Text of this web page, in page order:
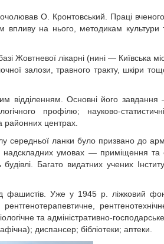
О. Кронтовський. Праці
впливу на нього, методикам культури
Жовтневої лікарні (нині — Київська
залози, травного тракту, шкіри
відділенням. Основні його
профілю; науково-
районних центрах.
середньої ланки було призвано до
надскладних умовах — приміщення та
Багато видатних учених
фашистів. Уже у 1945 р. ліжковий
та адміністративно-
диспансер; бібліотеки; аптеки.